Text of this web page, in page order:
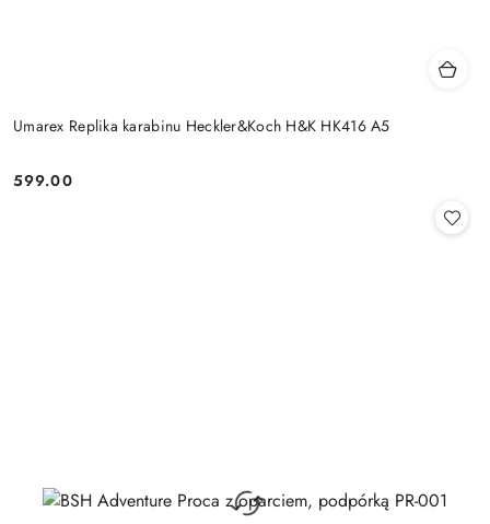
Umarex Replika karabinu Heckler&Koch H&K HK416 A5
Cena:
599.00